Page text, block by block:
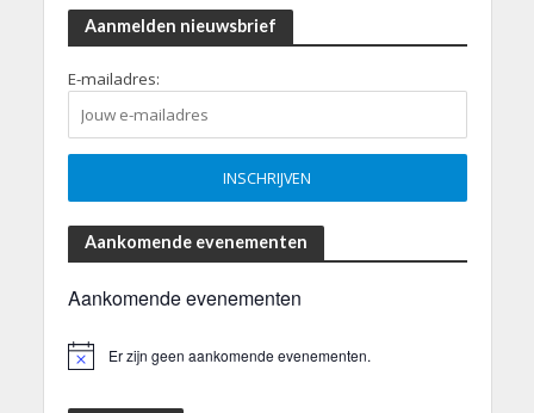
Aanmelden nieuwsbrief
E-mailadres:
Aankomende evenementen
Aankomende evenementen
Er zijn geen aankomende evenementen.